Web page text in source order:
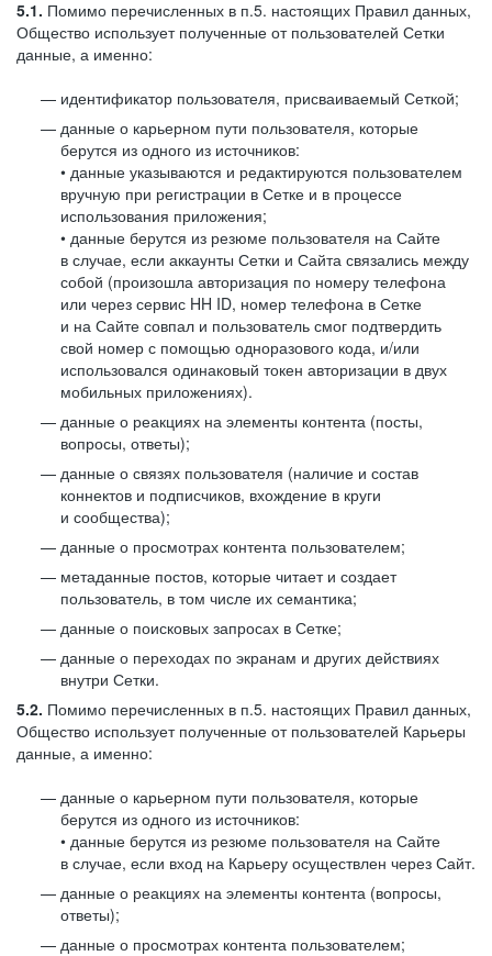
5.1. Помимо перечисленных в п.5. настоящих Правил данных,
Общество использует полученные от пользователей Сетки
данные, а именно:
идентификатор пользователя, присваиваемый Сеткой;
данные о карьерном пути пользователя, которые
берутся из одного из источников:
• данные указываются и редактируются пользователем
вручную при регистрации в Сетке и в процессе
использования приложения;
• данные берутся из резюме пользователя на Сайте
в случае, если аккаунты Сетки и Сайта связались между
собой (произошла авторизация по номеру телефона
или через сервис HH ID, номер телефона в Сетке
и на Сайте совпал и пользователь смог подтвердить
свой номер с помощью одноразового кода, и/или
использовался одинаковый токен авторизации в двух
мобильных приложениях).
данные о реакциях на элементы контента (посты,
вопросы, ответы);
данные о связях пользователя (наличие и состав
коннектов и подписчиков, вхождение в круги
и сообщества);
данные о просмотрах контента пользователем;
метаданные постов, которые читает и создает
пользователь, в том числе их семантика;
данные о поисковых запросах в Сетке;
данные о переходах по экранам и других действиях
внутри Сетки.
5.2. Помимо перечисленных в п.5. настоящих Правил данных,
Общество использует полученные от пользователей Карьеры
данные, а именно:
данные о карьерном пути пользователя, которые
берутся из одного из источников:
• данные берутся из резюме пользователя на Сайте
в случае, если вход на Карьеру осуществлен через Сайт.
данные о реакциях на элементы контента (вопросы,
ответы);
данные о просмотрах контента пользователем;